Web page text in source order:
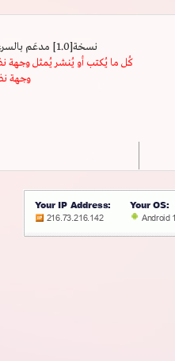
نسخة[1.0] مدعَم بالسرعة | يدعم كافة المتصفحات
كُل ما يُكتب أو يُنشر يُمثل وجهة
وجهة